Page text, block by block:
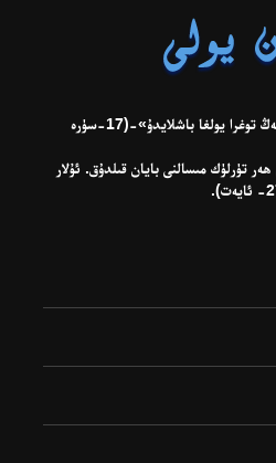
«شۈبھىسىزكى، بۇ قۇرئان ئەڭ توغرا يولغا باشلايدۇ»-(17-سۈرە
ھەر تۈرلۈك مىسالنى بايان قىلدۇق. ئۇلار